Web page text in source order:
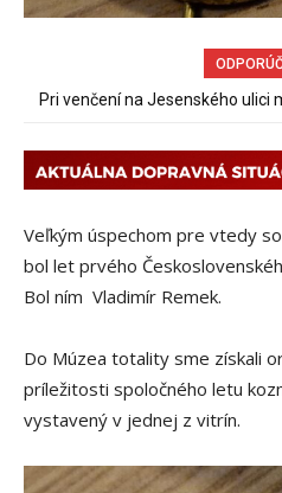
70 rokov od založenia podniku
Veľkým úspechom pre vtedy
bol let prvého
Bol ním Vladimír Remek.
Do Múzea totality sme získali
príležitosti spoločného letu
vystavený v jednej z vitrín.